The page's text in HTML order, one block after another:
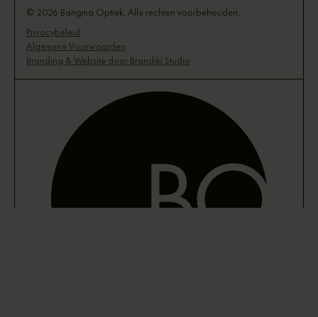
© 2026 Bangma Optiek. Alle rechten voorbehouden.
Privacybeleid
Algemene Voorwaarden
Branding & Website door Brandiki Studio